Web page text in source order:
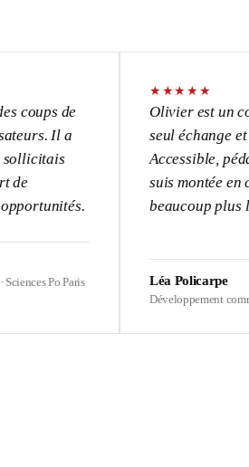
a
Paris
★
Olivier est un
seul échange et l’UX
Accessible,
suis montée en
beaucoup plus loin sur
Léa Policarpe
Développement commercial ·